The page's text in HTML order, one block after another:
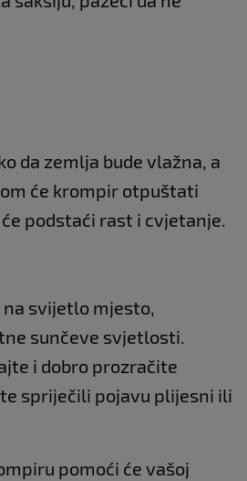
da zemlja bude vlažna, a
će krompir otpuštati
podstaći rast i cvjetanje.
svijetlo mjesto,
sunčeve svjetlosti.
i dobro prozračite
spriječili pojavu plijesni ili
pomoći će vašoj